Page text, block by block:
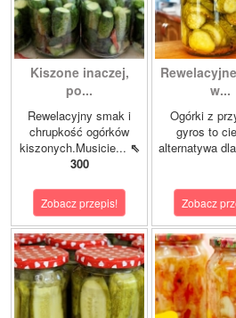
Kiszone inaczej,
po...
Rewelacyjny smak i
chrupkość ogórków
kiszonych.Musicie... ⇖
300
Zobacz przepis!
w...
Ogórki z
gyros to
alternatywa
Zobacz